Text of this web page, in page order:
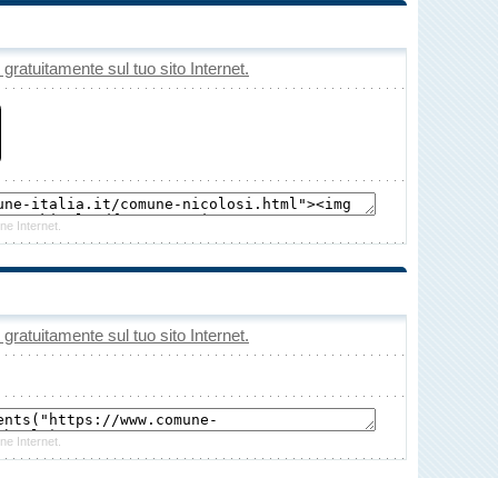
sul tuo sito Internet.
Internet.
sul tuo sito Internet.
Internet.